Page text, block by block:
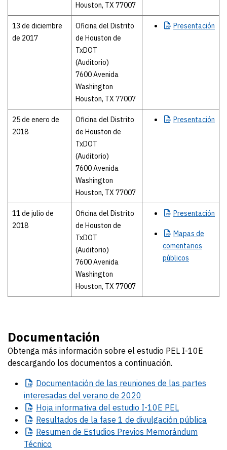
Houston, TX 77007
13 de diciembre
de 2017
Oficina del Distrito
de Houston de
TxDOT
(Auditorio)
7600 Avenida
Washington
Houston, TX 77007
Presentación
25 de enero de
2018
Oficina del Distrito
de Houston de
TxDOT
(Auditorio)
7600 Avenida
Washington
Houston, TX 77007
Presentación
11 de julio de
2018
Oficina del Distrito
de Houston de
TxDOT
(Auditorio)
7600 Avenida
Washington
Houston, TX 77007
Presentación
Mapas de
comentarios
públicos
Documentación
Obtenga más información sobre el estudio PEL I-10E
descargando los documentos a continuación.
Documentación de las reuniones de las partes
interesadas del verano de 2020
Hoja informativa del estudio I-10E PEL
Resultados de la fase 1 de divulgación pública
Resumen de Estudios Previos Memorándum
Técnico